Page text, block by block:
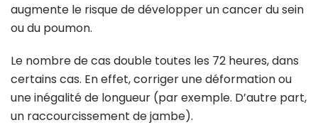
augmente le risque de développer un cancer du sein
ou du poumon.
Le nombre de cas double toutes les 72 heures, dans
certains cas. En effet, corriger une déformation ou
une inégalité de longueur (par exemple. D’autre part,
un raccourcissement de jambe).